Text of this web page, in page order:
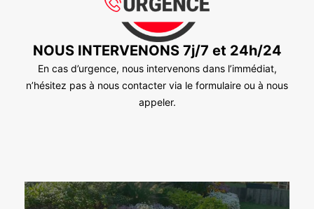
NOUS INTERVENONS 7j/7 et 24h/24
En cas d’urgence, nous intervenons dans l’immédiat,
n’hésitez pas à nous contacter via le formulaire ou à nous
appeler.